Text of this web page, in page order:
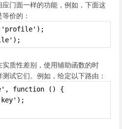
门面一样的功能，例如，下面这
价的：
质性差别，使用辅助函数的时
试它们。例如，给定以下路由：
function () {